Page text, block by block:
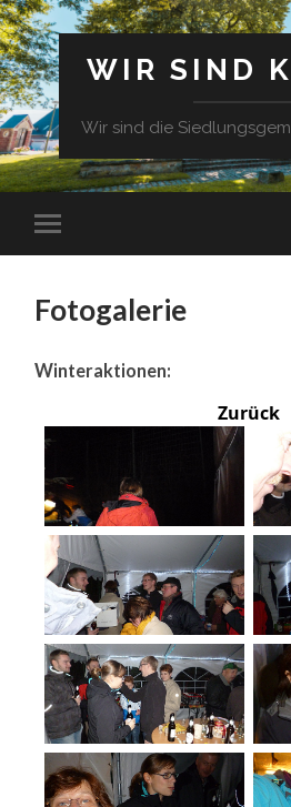
WIR SIND
Wir sind die
Fotogalerie
Winteraktionen:
Zurück